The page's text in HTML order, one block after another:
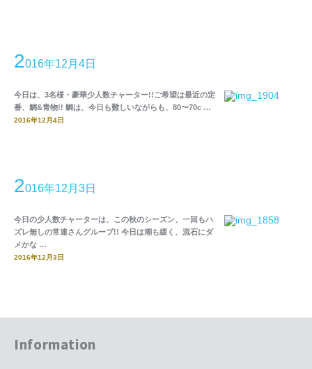
2016年12月4日
今日は、3名様・豪華少人数チャーター!!ご希望は最近の定
番、鯛&青物!! 鯛は、今日も難しいながらも、80〜70c …
2016年12月4日
2016年12月3日
今日の少人数チャーターは、この秋のシーズン、一回もハ
ズレ無しの常連さんグループ!! 今日は潮も緩く、流石にダ
メかな …
2016年12月3日
Information